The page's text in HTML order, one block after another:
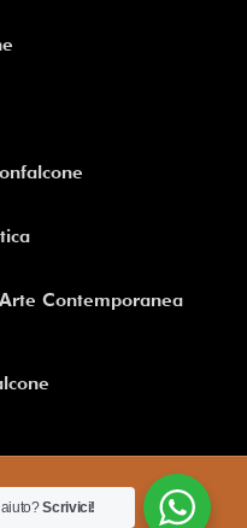
Contemporanea
Monfalcone
aiuto?Scrivici!